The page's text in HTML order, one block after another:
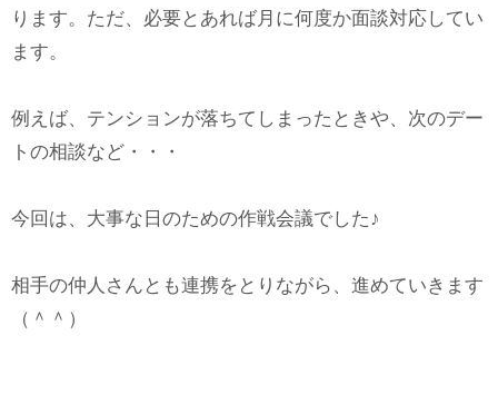
ります。ただ、必要とあれば月に何度か面談対応してい
ます。
例えば、テンションが落ちてしまったときや、次のデー
トの相談など・・・
今回は、大事な日のための作戦会議でした♪
相手の仲人さんとも連携をとりながら、進めていきます
（＾＾）